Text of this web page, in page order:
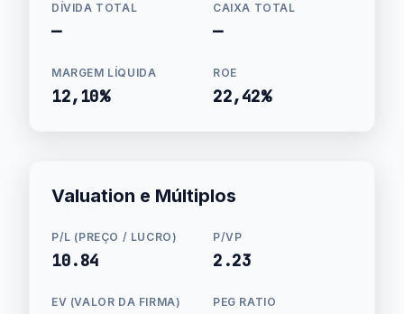
DÍVIDA TOTAL
—
CAIXA TOTAL
—
MARGEM LÍQUIDA
12,10%
ROE
22,42%
Valuation e Múltiplos
P/L (PREÇO / LUCRO)
10.84
P/VP
2.23
EV (VALOR DA FIRMA) PEG RATIO